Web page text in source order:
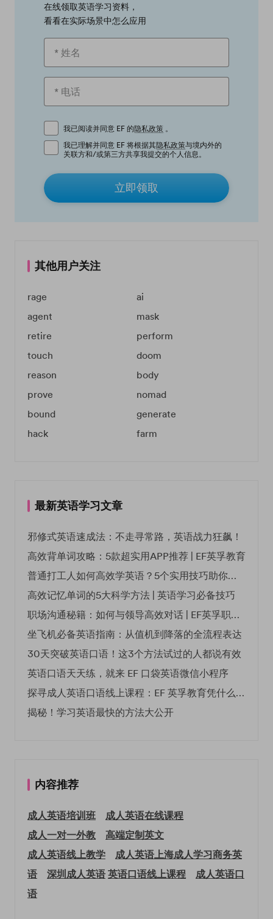
在线领取英语学习资料，
看看在实际场景中怎么应用
我已阅读并同意 EF 的隐私政策 。
我已理解并同意 EF 将根据其隐私政策与境内外的
关联方和/或第三方共享我提交的个人信息。
立即领取
其他用户关注
rage
ai
agent
mask
retire
perform
touch
doom
reason
body
prove
nomad
bound
generate
hack
farm
最新英语学习文章
邪修式英语速成法：不走寻常路，英语战力狂飙！
高效背单词攻略：5款超实用APP推荐 | EF英孚教育
普通打工人如何高效学英语？5个实用技巧助你突破职场瓶颈
高效记忆单词的5大科学方法 | 英语学习必备技巧
职场沟通秘籍：如何与领导高效对话 | EF英孚职场指南
坐飞机必备英语指南：从值机到降落的全流程表达
30天突破英语口语！这3个方法试过的人都说有效
英语口语天天练，就来 EF 口袋英语微信小程序
探寻成人英语口语线上课程：EF 英孚教育凭什么领航
揭秘！学习英语最快的方法大公开
内容推荐
成人英语培训班
成人英语在线课程
成人一对一外教
高端定制英文
成人英语线上教学
成人英语上海成人学习商务英
语
深圳成人英语英语口语线上课程
成人英语口
语